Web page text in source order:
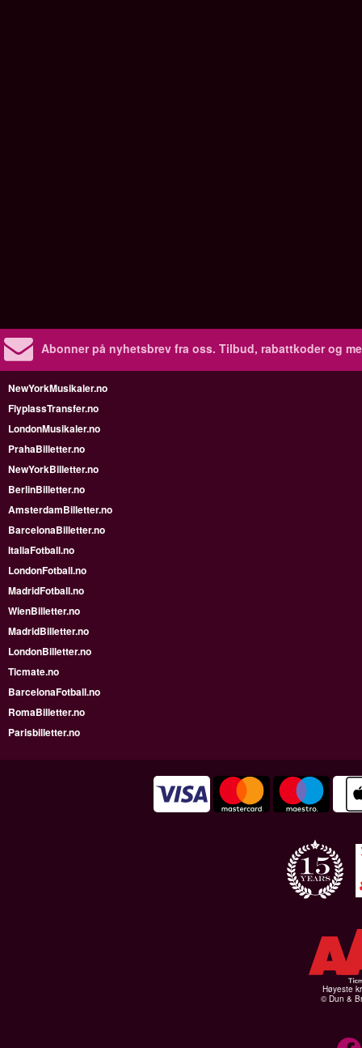
Abonner på nyhetsbrev fra oss. Tilbud, rabattkoder og
NewYorkMusikaler.no
FlyplassTransfer.no
LondonMusikaler.no
PrahaBilletter.no
NewYorkBilletter.no
BerlinBilletter.no
AmsterdamBilletter.no
BarcelonaBilletter.no
ItaliaFotball.no
LondonFotball.no
MadridFotball.no
WienBilletter.no
MadridBilletter.no
LondonBilletter.no
Ticmate.no
BarcelonaFotball.no
RomaBilletter.no
Parisbilletter.no
Høyeste
© Dun &